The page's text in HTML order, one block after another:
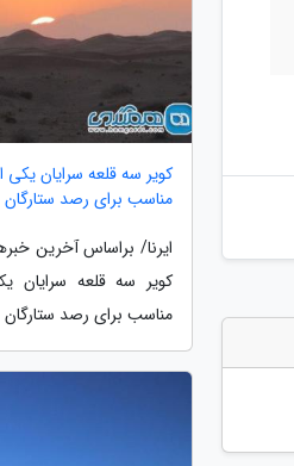
کویر سه قلعه سرایان یکی
مناسب برای رصد
ایرنا/ براساس آخرین
کویر سه قلعه سرایان
مناسب برای رصد